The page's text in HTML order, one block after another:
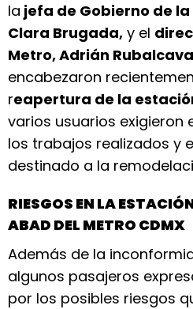
la jefa de Gobierno de
Clara Brugada, y el
Metro, Adrián
encabezaron
reapertura de la
varios usuarios exigieron
los trabajos realizados y
destinado a la
RIESGOS EN LA
ABAD DEL METRO CDMX
Además de la
algunos pasajeros
por los posibles riesgos